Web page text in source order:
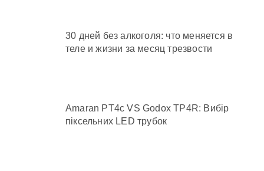
30 дней без алкоголя: что меняется в
теле и жизни за месяц трезвости
Amaran PT4c VS Godox TP4R: Вибір
піксельних LED трубок